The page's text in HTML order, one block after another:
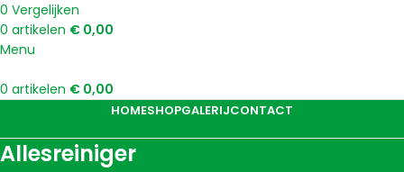
0 Vergelijken
0 artikelen € 0,00
Menu
0 artikelen € 0,00
HOMESHOPGALERIJCONTACT
Allesreiniger